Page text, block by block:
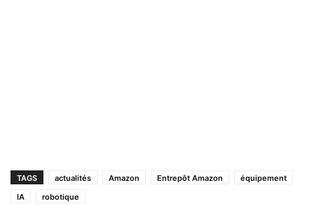
TAGS actualités Amazon Entrepôt Amazon
équipement
IA
robotique